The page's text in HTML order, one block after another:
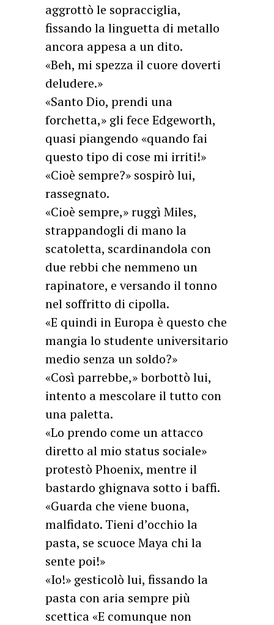
aggrottò le sopracciglia,
fissando la linguetta di metallo
ancora appesa a un dito.
«Beh, mi spezza il cuore doverti
deludere.»
«Santo Dio, prendi una
forchetta,» gli fece Edgeworth,
quasi piangendo «quando fai
questo tipo di cose mi irriti!»
«Cioè sempre?» sospirò lui,
rassegnato.
«Cioè sempre,» ruggì Miles,
strappandogli di mano la
scatoletta, scardinandola con
due rebbi che nemmeno un
rapinatore, e versando il tonno
nel soffritto di cipolla.
«E quindi in Europa è questo che
mangia lo studente universitario
medio senza un soldo?»
«Così parrebbe,» borbottò lui,
intento a mescolare il tutto con
una paletta.
«Lo prendo come un attacco
diretto al mio status sociale»
protestò Phoenix, mentre il
bastardo ghignava sotto i baffi.
«Guarda che viene buona,
malfidato. Tieni d’occhio la
pasta, se scuoce Maya chi la
sente poi!»
«Io!» gesticolò lui, fissando la
pasta con aria sempre più
scettica «E comunque non